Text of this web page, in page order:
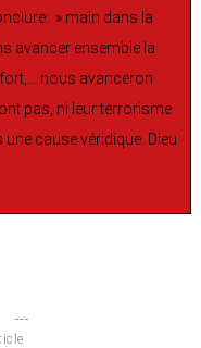
» main dans la
avancer ensemble la
nous avanceron
pas, ni leur terrorisme
cause véridique. Dieu